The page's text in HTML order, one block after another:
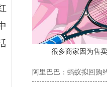
很多商家因为售